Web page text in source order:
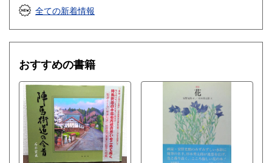
もちろん、店頭へのお持ち込みも大歓迎です!
取り扱い分野
思想哲学宗教、歴史、社会科学、学術文庫、動植物、アー
ト・展覧会図録、趣味と生活の本、絵本、ＣＤ、レコード
全ての新着情報
おすすめの書籍